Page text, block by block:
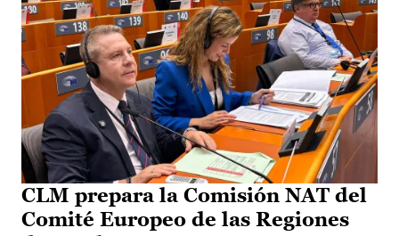
CLM prepara la Comisión NAT del
Comité Europeo de las Regiones